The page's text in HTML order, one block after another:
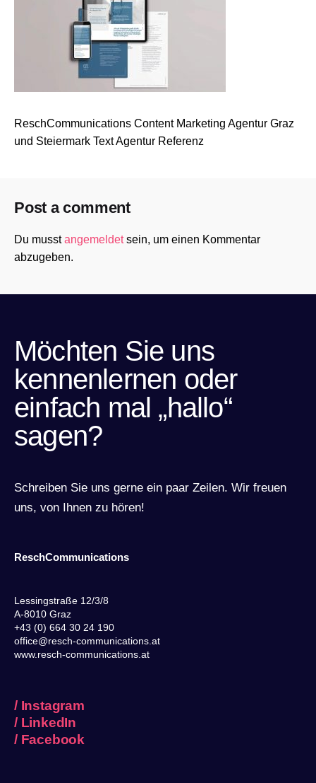
ReschCommunications Content Marketing Agentur Graz
und Steiermark Text Agentur Referenz
Post a comment
Du musstangemeldetsein, um einen Kommentar
abzugeben.
Möchten Sie uns
kennenlernen oder
einfach mal „hallo“
sagen?
Schreiben Sie uns gerne ein paar Zeilen. Wir freuen
uns, von Ihnen zu hören!
ReschCommunications
Lessingstraße 12/3/8
A-8010 Graz
+43 (0) 664 30 24 190
office@resch-communications.at
www.resch-communications.at
/ Instagram
/ LinkedIn
/ Facebook